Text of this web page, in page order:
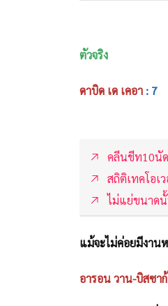
ตัวจริง
ดาบิด เด เคอา : 7
คลีนชีท10นัด
สถิติเทคโอเ
ไม่แย่ขนาด
แม้จะไม่ค่อยมีงาน
อารอน วาน-บิสซา